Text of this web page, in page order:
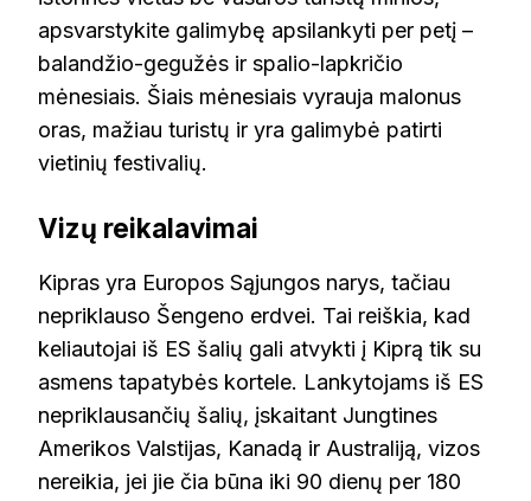
apsvarstykite galimybę apsilankyti per petį –
balandžio-gegužės ir spalio-lapkričio
mėnesiais. Šiais mėnesiais vyrauja malonus
oras, mažiau turistų ir yra galimybė patirti
vietinių festivalių.
Vizų reikalavimai
Kipras yra Europos Sąjungos narys, tačiau
nepriklauso Šengeno erdvei. Tai reiškia, kad
keliautojai iš ES šalių gali atvykti į Kiprą tik su
asmens tapatybės kortele. Lankytojams iš ES
nepriklausančių šalių, įskaitant Jungtines
Amerikos Valstijas, Kanadą ir Australiją, vizos
nereikia, jei jie čia būna iki 90 dienų per 180